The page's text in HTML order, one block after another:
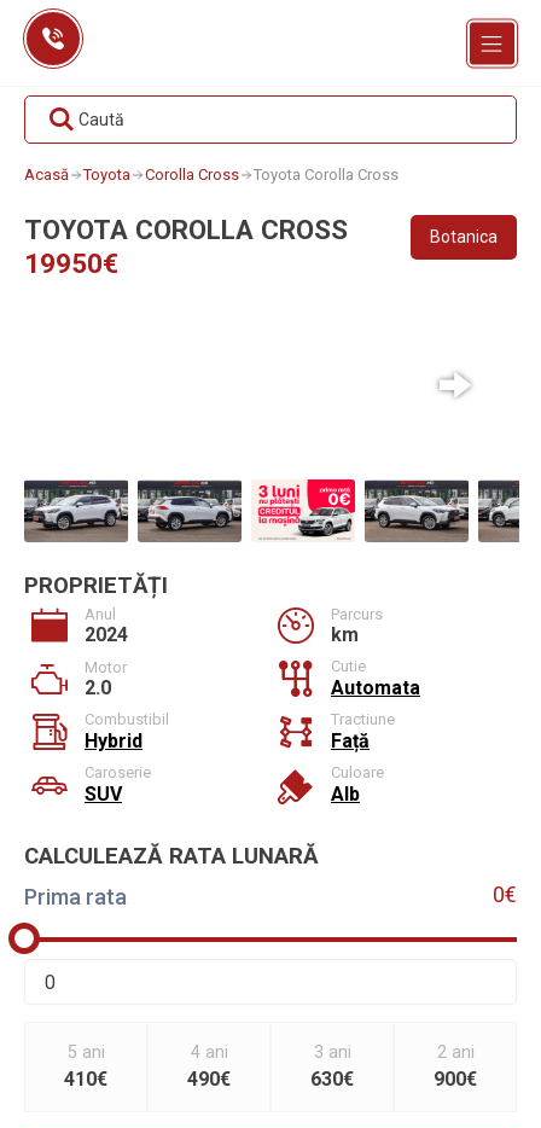
Skip
content
Caută
Acasă Toyota Corolla Cross Toyota Corolla Cross
TOYOTA COROLLA CROSS
19950€
Botanica
PROPRIETĂȚI
Anul
2024
Parcurs
km
Motor
2.0
Cutie
Automata
Combustibil
Hybrid
Tractiune
Față
Caroserie
SUV
Culoare
Alb
CALCULEAZĂ RATA LUNARĂ
Prima rata 0€
5 ani
410€
4 ani
490€
3 ani
630€
2 ani
900€